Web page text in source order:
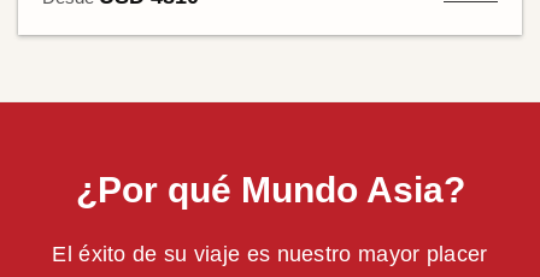
¿Por qué Mundo Asia?
El éxito de su viaje es nuestro mayor placer